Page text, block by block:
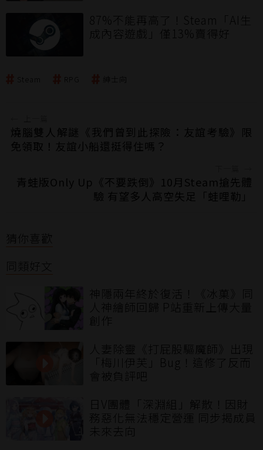
87%不能再高了！Steam「AI生
成內容遊戲」僅13%賣得好
RPG 紳士向
燒腦雙人解謎《我們曾到此探險：友誼考驗》限
免領取！友誼小船還挺得住嗎？
青蛙版Only Up《不要跌倒》10月Steam搶先體
驗 有望多人高空失足「蛙哩勒」
猜你喜歡
同類好文
神隱兩年終於復活！《冰菓》同
人神繪師回歸 P站重新上傳大量
創作
人妻除靈《打屁股驅魔師》出現
「梅川伊芙」Bug！這修了反而
會被負評吧
日V團體「深淵組」解散！因財
務惡化無法穩定營運 同步揭成員
未來去向